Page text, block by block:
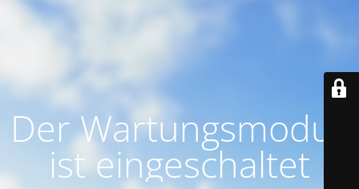
Der Wartungsmodus
ist eingeschaltet